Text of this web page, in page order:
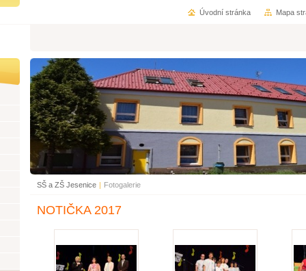
SŠ a ZŠ Jesenice | Fotogalerie
NOTIČKA 2017
Úvodní stránka Mapa